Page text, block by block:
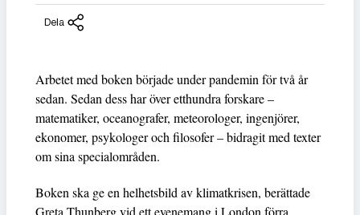
Dela
Arbetet med boken började under pandemin för två år
sedan. Sedan dess har över etthundra forskare –
matematiker, oceanografer, meteorologer, ingenjörer,
ekonomer, psykologer och filosofer – bidragit med texter
om sina specialområden.
Boken ska ge en helhetsbild av klimatkrisen, berättade